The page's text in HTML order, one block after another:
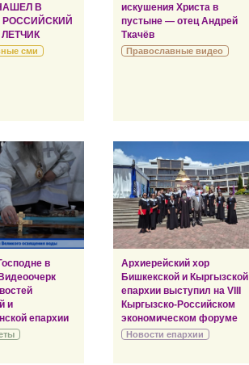
В
РОССИЙСКИЙ
сми
искушения Христа в
пустыне — отец Андрей
Ткачёв
Православные видео
в
и
епархии
Архиерейский хор
Бишкекской и Кыргызской
епархии выступил на VIII
Кыргызско-Российском
экономическом форуме
Новости епархии